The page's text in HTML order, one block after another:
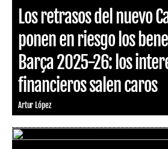
Los retrasos del nuevo
ponen en riesgo los
Barça 2025-26: los
financieros salen caros
Artur López